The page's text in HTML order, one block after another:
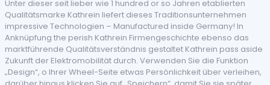
Unter dieser seit lieber wie 1 hundred or so Jahren etablierten
Qualitätsmarke Kathrein liefert dieses Traditionsunternehmen
impressive Technologien – Manufactured inside Germany! In
Anknüpfung the perish Kathrein Firmengeschichte ebenso das
marktführende Qualitätsverständnis gestaltet Kathrein pass aside
Zukunft der Elektromobilität durch. Verwenden Sie die Funktion
„Design“, o Ihrer Wheel-Seite etwas Persönlichkeit über verleihen,